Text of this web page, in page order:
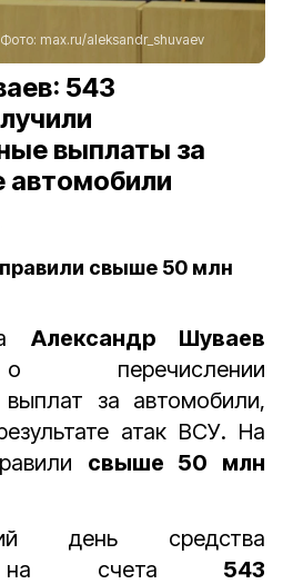
Фото: max.ru/aleksandr_shuvaev
543
выплаты за
свыше 50 млн
Александр Шуваев
перечислении
за автомобили,
атак ВСУ. На
свыше 50 млн
день средства
на счета 543